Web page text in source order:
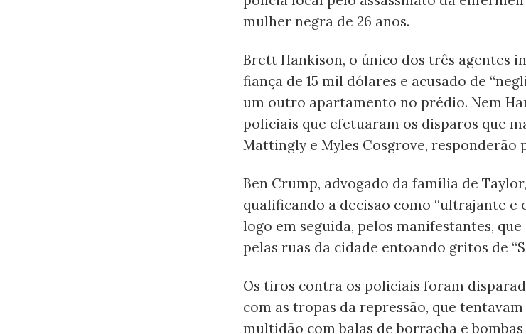
mulher negra de 26 anos.
Brett Hankison, o único dos três agentes
fiança de 15 mil dólares e acusado de
um outro apartamento no prédio. Nem
policiais que efetuaram os disparos que
Mattingly e Myles Cosgrove, responderão
Ben Crump, advogado da família de
qualificando a decisão como “ultrajante e
logo em seguida, pelos manifestantes,
pelas ruas da cidade entoando gritos de
Os tiros contra os policiais foram
com as tropas da repressão, que
multidão com balas de borracha e